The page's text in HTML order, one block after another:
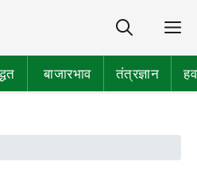
बाजारभाव तंत्रज्ञान